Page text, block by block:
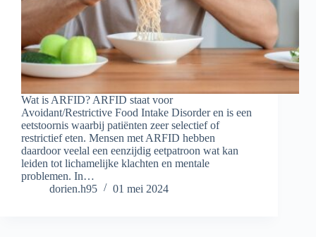
Wat is ARFID? ARFID staat voor
Avoidant/Restrictive Food Intake Disorder en is een
eetstoornis waarbij patiënten zeer selectief of
restrictief eten. Mensen met ARFID hebben
daardoor veelal een eenzijdig eetpatroon wat kan
leiden tot lichamelijke klachten en mentale
problemen. In…
dorien.h95
01 mei 2024